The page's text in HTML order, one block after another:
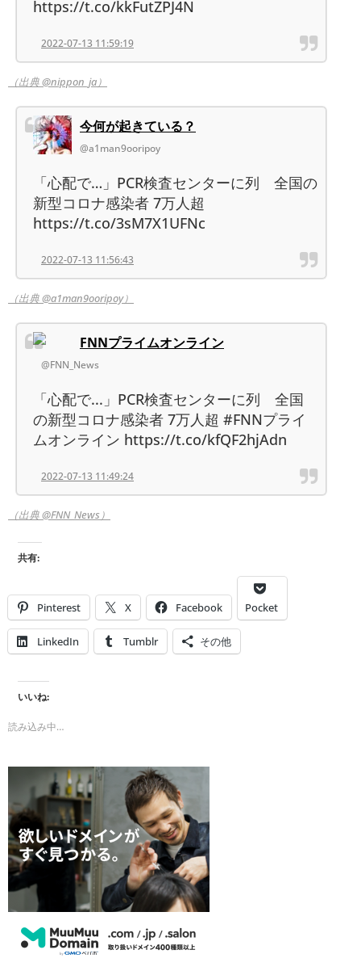
https://t.co/kkFutZPJ4N
2022-07-13 11:59:19
（出典 @nippon_ja）
今何が起きている？
@a1man9ooripoy
「心配で…」PCR検査センターに列 全国の
新型コロナ感染者 7万人超
https://t.co/3sM7X1UFNc
2022-07-13 11:56:43
（出典 @a1man9ooripoy）
FNNプライムオンライン
@FNN_News
「心配で...」PCR検査センターに列 全国
の新型コロナ感染者 7万人超 #FNNプライ
ムオンライン https://t.co/kfQF2hjAdn
2022-07-13 11:49:24
（出典 @FNN_News）
共有:
Pinterest X Facebook Pocket
LinkedIn Tumblr その他
いいね:
読み込み中…